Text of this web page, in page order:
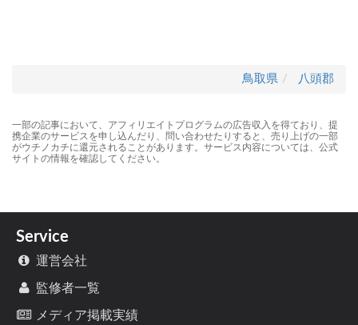
鳥取県 八頭郡
一部の記事において、アフィリエイトプログラムの広告収入を得ており、提
携企業のサービスを申し込んだり、問い合わせたりすると、売り上げの一部
がウチノカチに還元されることがあります。サービス内容については、公式
サイトの情報を確認してください。
Service
運営会社
監修者一覧
メディア掲載実績